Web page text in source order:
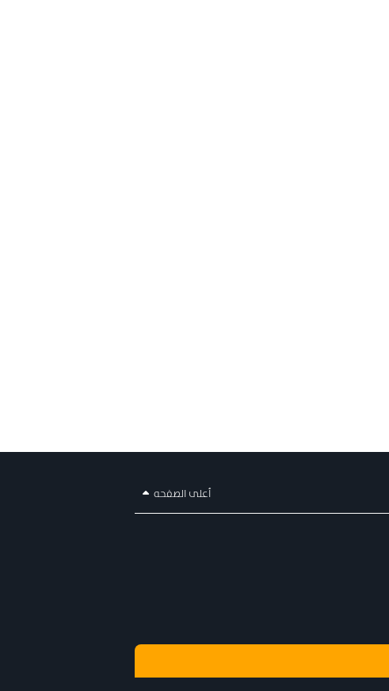
أعلى الصفحه